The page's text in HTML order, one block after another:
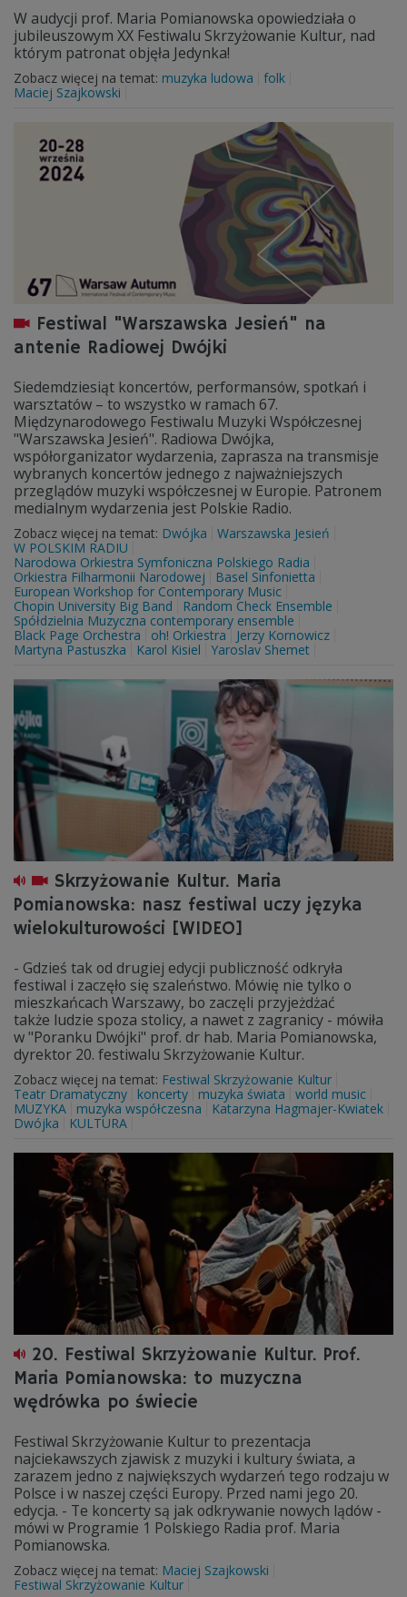
W audycji prof. Maria Pomianowska opowiedziała o
jubileuszowym XX Festiwalu Skrzyżowanie Kultur, nad
którym patronat objęła Jedynka!
Zobacz więcej na temat: muzyka ludowa
folk
Maciej Szajkowski
Festiwal "Warszawska Jesień" na
antenie Radiowej Dwójki
Siedemdziesiąt koncertów, performansów, spotkań i
warsztatów – to wszystko w ramach 67.
Międzynarodowego Festiwalu Muzyki Współczesnej
"Warszawska Jesień". Radiowa Dwójka,
współorganizator wydarzenia, zaprasza na transmisje
wybranych koncertów jednego z najważniejszych
przeglądów muzyki współczesnej w Europie. Patronem
medialnym wydarzenia jest Polskie Radio.
Zobacz więcej na temat: Dwójka
Warszawska Jesień
W POLSKIM RADIU
Narodowa Orkiestra Symfoniczna Polskiego Radia
Orkiestra Filharmonii Narodowej
Basel Sinfonietta
European Workshop for Contemporary Music
Chopin University Big Band
Random Check Ensemble
Spółdzielnia Muzyczna contemporary ensemble
Black Page Orchestra
oh! Orkiestra
Jerzy Kornowicz
Martyna Pastuszka
Karol Kisiel Yaroslav Shemet
Skrzyżowanie Kultur. Maria
Pomianowska: nasz festiwal uczy języka
wielokulturowości [WIDEO]
- Gdzieś tak od drugiej edycji publiczność odkryła
festiwal i zaczęło się szaleństwo. Mówię nie tylko o
mieszkańcach Warszawy, bo zaczęli przyjeżdżać
także ludzie spoza stolicy, a nawet z zagranicy - mówiła
w "Poranku Dwójki" prof. dr hab. Maria Pomianowska,
dyrektor 20. festiwalu Skrzyżowanie Kultur.
Zobacz więcej na temat: Festiwal Skrzyżowanie Kultur
Teatr Dramatyczny
koncerty muzyka świata
world music
MUZYKA
muzyka współczesna
Katarzyna Hagmajer-Kwiatek
Dwójka
KULTURA
20. Festiwal Skrzyżowanie Kultur. Prof.
Maria Pomianowska: to muzyczna
wędrówka po świecie
Festiwal Skrzyżowanie Kultur to prezentacja
najciekawszych zjawisk z muzyki i kultury świata, a
zarazem jedno z największych wydarzeń tego rodzaju w
Polsce i w naszej części Europy. Przed nami jego 20.
edycja. - Te koncerty są jak odkrywanie nowych lądów -
mówi w Programie 1 Polskiego Radia prof. Maria
Pomianowska.
Zobacz więcej na temat: Maciej Szajkowski
Festiwal Skrzyżowanie Kultur